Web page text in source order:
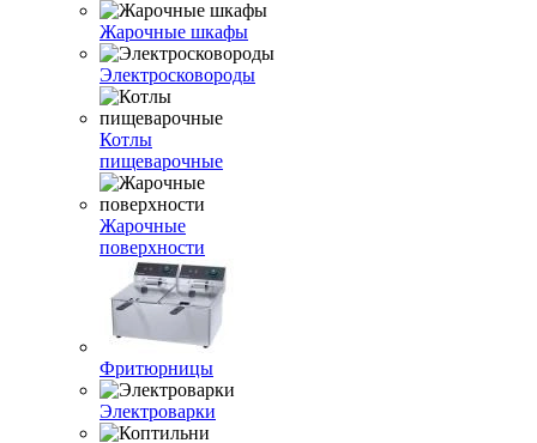
Жарочные шкафы
Электросковороды
Котлы
пищеварочные
Жарочные
поверхности
Фритюрницы
Электроварки